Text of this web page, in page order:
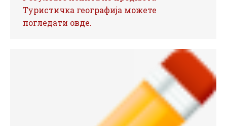
Туристичка географија можете
погледати овде.